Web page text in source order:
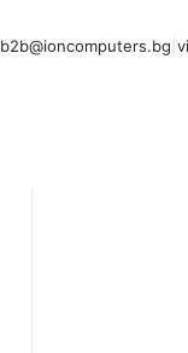
b2b@ioncomputers.bg